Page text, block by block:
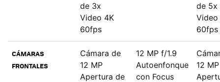
de 3x
Video 4K
60fps
de 5x
Video
60fps
CÁMARAS
FRONTALES
Cámara de
12 MP
Apertura de
12 MP f/1.9
Autoenfonque
con Focus
12 MP